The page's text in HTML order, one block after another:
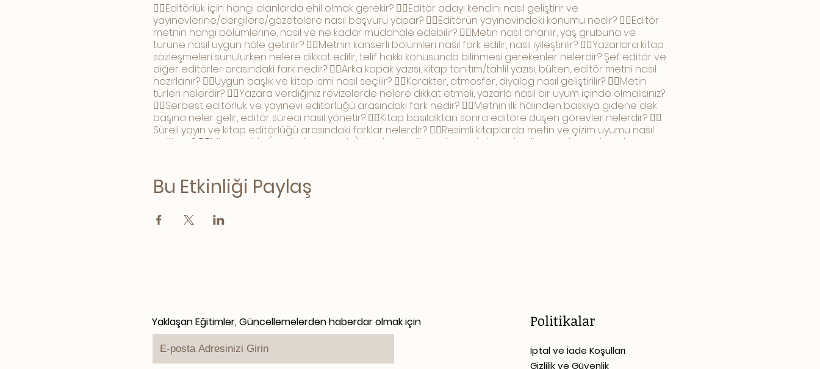
👉🏻Editörlük için hangi alanlarda ehil olmak gerekir? 👉🏻Editör adayı kendini nasıl geliştirir ve
yayınevlerine/dergilere/gazetelere nasıl başvuru yapar? 👉🏻Editörün yayınevindeki konumu nedir? 👉🏻Editör
metnin hangi bölümlerine, nasıl ve ne kadar müdahale edebilir? 👉🏻Metin nasıl onarılır, yaş grubuna ve
türüne nasıl uygun hâle getirilir? 👉🏻Metnin kanserli bölümleri nasıl fark edilir, nasıl iyileştirilir? 👉🏻Yazarlara kitap
sözleşmeleri sunulurken nelere dikkat edilir, telif hakkı konusunda bilinmesi gerekenler nelerdir? Şef editör ve
diğer editörler arasındaki fark nedir? 👉🏻Arka kapak yazısı, kitap tanıtım/tahlil yazısı, bülten, editör metni nasıl
hazırlanır? 👉🏻Uygun başlık ve kitap ismi nasıl seçilir? 👉🏻Karakter, atmosfer, diyalog nasıl geliştirilir? 👉🏻Metin
türleri nelerdir? 👉🏻Yazara verdiğiniz revizelerde nelere dikkat etmeli, yazarla nasıl bir uyum içinde olmalısınız?
👉🏻Serbest editörlük ve yayınevi editörlüğü arasındaki fark nedir? 👉🏻Metnin ilk hâlinden baskıya gidene dek
başına neler gelir, editör süreci nasıl yönetir? 👉🏻Kitap basıldıktan sonra editöre düşen görevler nelerdir? 👉🏻
Süreli yayın ve kitap editörlüğü arasındaki farklar nelerdir? 👉🏻Resimli kitaplarda metin ve çizim uyumu nasıl
sağlanır? 👉🏻Mizanpajda (baskı dosyasında) karşılaşacağınız olası hatalar nelerdir, son okumada nelere
Bu Etkinliği Paylaş
Yaklaşan Eğitimler, Güncellemelerden haberdar olmak için Politikalar
İptal ve İade Koşulları
Gizlilik ve Güvenlik